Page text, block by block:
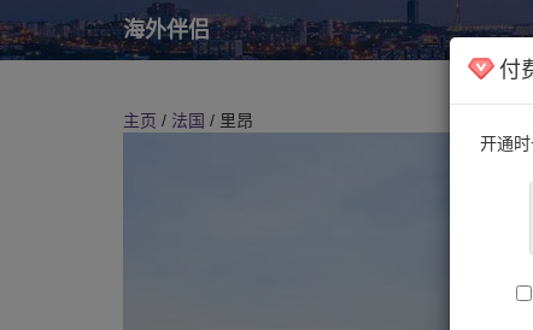
海外伴侣
付
开通时
主页 / 法国 / 里昂